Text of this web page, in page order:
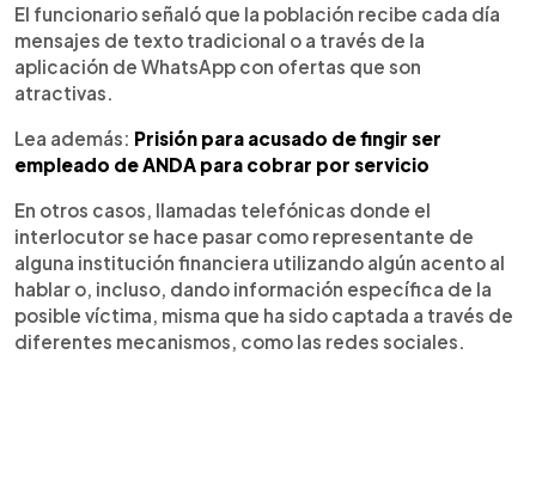
El funcionario señaló que la población recibe cada día
mensajes de texto tradicional o a través de la
aplicación de WhatsApp con ofertas que son
atractivas.
Lea además: Prisión para acusado de fingir ser
empleado de ANDA para cobrar por servicio
En otros casos, llamadas telefónicas donde el
interlocutor se hace pasar como representante de
alguna institución financiera utilizando algún acento al
hablar o, incluso, dando información específica de la
posible víctima, misma que ha sido captada a través de
diferentes mecanismos, como las redes sociales.